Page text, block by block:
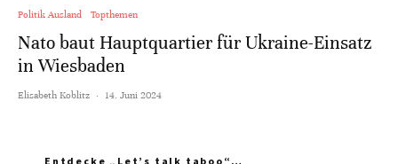
Politik Ausland Topthemen
Nato baut Hauptquartier für Ukraine-Einsatz
in Wiesbaden
Elisabeth Koblitz · 14. Juni 2024
Entdecke „Let’s talk taboo“…